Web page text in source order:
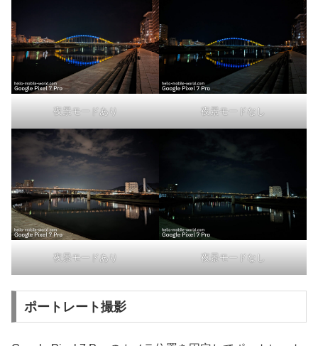
夜景モードあり 夜景モードなし
夜景モードあり 夜景モードなし
ポートレート撮影